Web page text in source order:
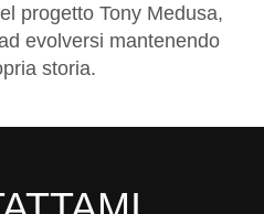
progetto Tony Medusa,
evolversi mantenendo
storia.